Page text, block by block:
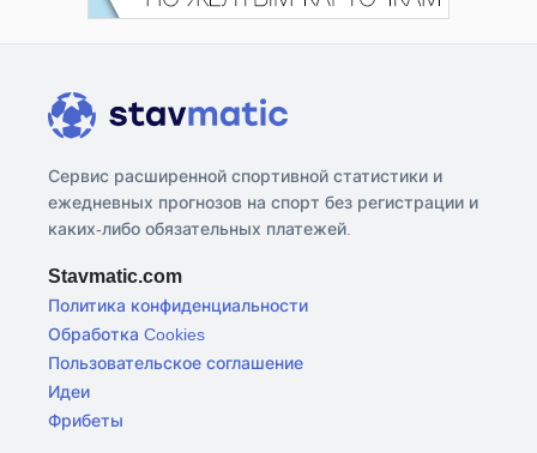
Сервис расширенной спортивной статистики и
ежедневных прогнозов на спорт без регистрации и
каких-либо обязательных платежей.
Stavmatic.com
Политика конфиденциальности
Обработка Cookies
Пользовательское соглашение
Идеи
Фрибеты